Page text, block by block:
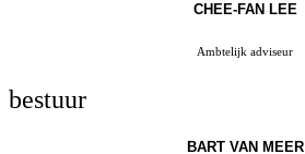
CHEE-FAN LEE
Ambtelijk adviseur
bestuur
BART VAN MEER